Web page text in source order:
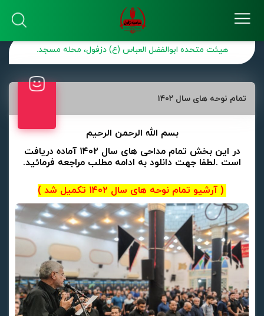
هیئت متحده ابوالفضل العباس (ع) دزفول، محله مسجد.
تمام نوحه های سال ۱۴۰۲
بسم الله الرحمن الرحیم
در این بخش تمام مداحی های سال ۱۴۰۲ آماده دریافت
است .لطفا جهت دانلود به ادامه مطلب مراجعه فرمائید.
( آرشیو تمام نوحه های سال ۱۴۰۲ تکمیل شد )